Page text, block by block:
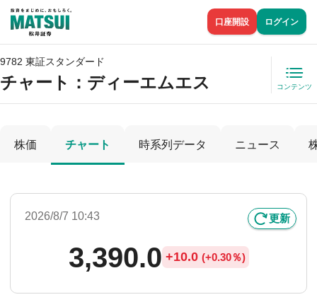
口座開設 ログイン
9782 東証スタンダード
チャート： ディーエムエス コンテンツ
株価 チャート 時系列データ ニュース
2026/8/7 10:43 更新
3,390.0 +10.0 (+0.30％)